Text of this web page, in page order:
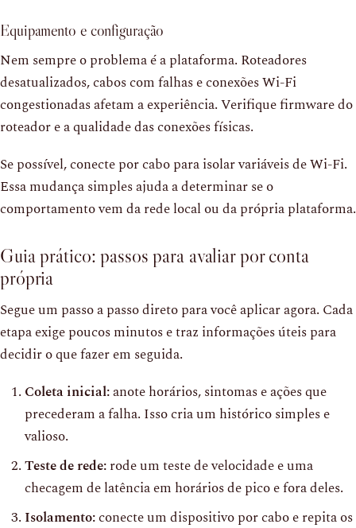
Equipamento e configuração
Nem sempre o problema é a plataforma. Roteadores
desatualizados, cabos com falhas e conexões Wi-Fi
congestionadas afetam a experiência. Verifique firmware do
roteador e a qualidade das conexões físicas.
Se possível, conecte por cabo para isolar variáveis de Wi-Fi.
Essa mudança simples ajuda a determinar se o
comportamento vem da rede local ou da própria plataforma.
Guia prático: passos para avaliar por conta
própria
Segue um passo a passo direto para você aplicar agora. Cada
etapa exige poucos minutos e traz informações úteis para
decidir o que fazer em seguida.
Coleta inicial:anote horários, sintomas e ações que
precederam a falha. Isso cria um histórico simples e
valioso.
Teste de rede:rode um teste de velocidade e uma
checagem de latência em horários de pico e fora deles.
Isolamento:conecte um dispositivo por cabo e repita os